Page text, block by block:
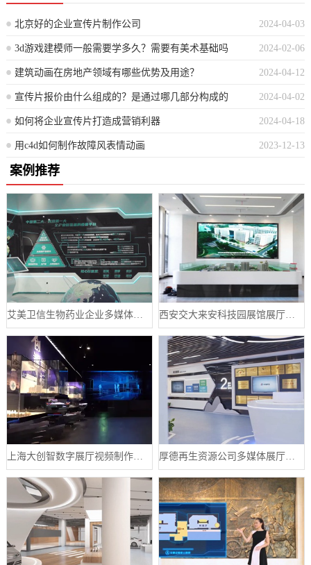
2024-04-03
北京好的企业宣传片制作公司
2024-02-06
3d游戏建模师一般需要学多久？需要有美术基础吗
2024-04-12
建筑动画在房地产领域有哪些优势及用途？
2024-04-02
宣传片报价由什么组成的？是通过哪几部分构成的
2024-04-18
如何将企业宣传片打造成营销利器
2023-12-13
用c4d如何制作故障风表情动画
案例推荐
艾美卫信生物药业企业多媒体数字展厅案例
上海大创智数字展厅视频制作案例分享 厚德再生资源公司多媒体展厅设计案例